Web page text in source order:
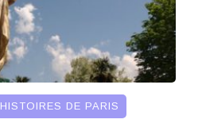
HISTOIRES DE PARIS